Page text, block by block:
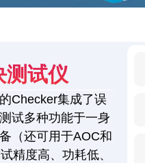
测试仪
Checker集成了误
试多种功能于一身
（还可用于AOC和
精度高、功耗低、